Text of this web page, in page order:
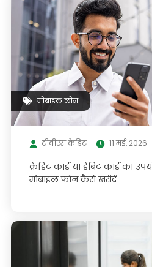
मोबाइल लोन
टीवीएस क्रेडिट 11 मई, 2026
क्रेडिट कार्ड या डेबिट कार्ड का
मोबाइल फोन कैसे खरीदें